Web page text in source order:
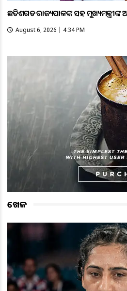
ଛତିଶଗଡ ରାଜ୍ୟପାଳଙ୍କ ସହ ମୁଖ୍ୟମନ୍ତ୍ରୀଙ୍କ
August 6, 2026 | 4:34 PM
ଖେଳ